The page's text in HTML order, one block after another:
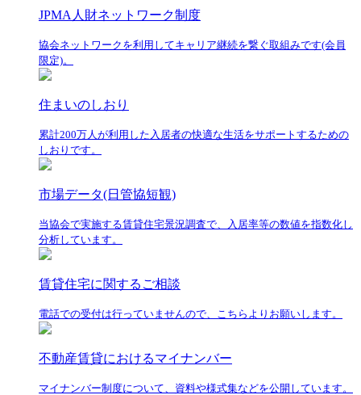
JPMA人財ネットワーク制度
協会ネットワークを利用してキャリア継続を繋ぐ取組みです(会員
限定)。
住まいのしおり
累計200万人が利用した入居者の快適な生活をサポートするための
しおりです。
市場データ(日管協短観)
当協会で実施する賃貸住宅景況調査で、入居率等の数値を指数化し
分析しています。
賃貸住宅に関するご相談
電話での受付は行っていませんので、こちらよりお願いします。
不動産賃貸におけるマイナンバー
マイナンバー制度について、資料や様式集などを公開しています。